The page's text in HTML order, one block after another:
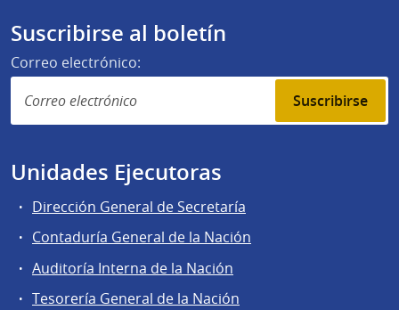
Suscribirse al boletín
Correo electrónico:
Suscribirse
Unidades Ejecutoras
Dirección General de Secretaría
Contaduría General de la Nación
Auditoría Interna de la Nación
Tesorería General de la Nación